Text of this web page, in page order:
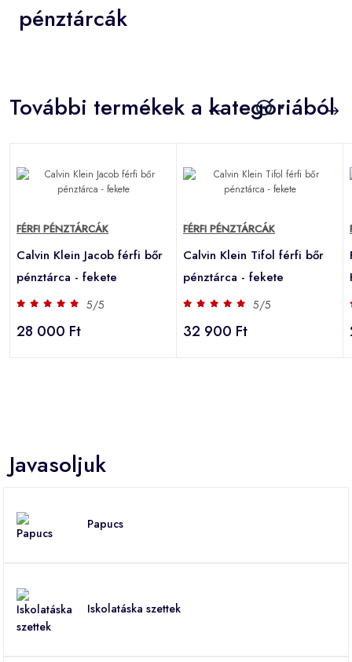
pénztárcák
További termékek a kategóriából
FÉRFI PÉNZTÁRCÁK
Calvin Klein Jacob férfi bőr
pénztárca - fekete
5/5
28 000 Ft
FÉRFI PÉNZTÁRCÁK
Calvin Klein Tifol férfi bőr
pénztárca - fekete
5/5
32 900 Ft
Javasoljuk
Papucs
Iskolatáska szettek